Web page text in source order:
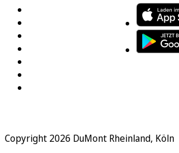
Copyright 2026 DuMont Rheinland, Köln